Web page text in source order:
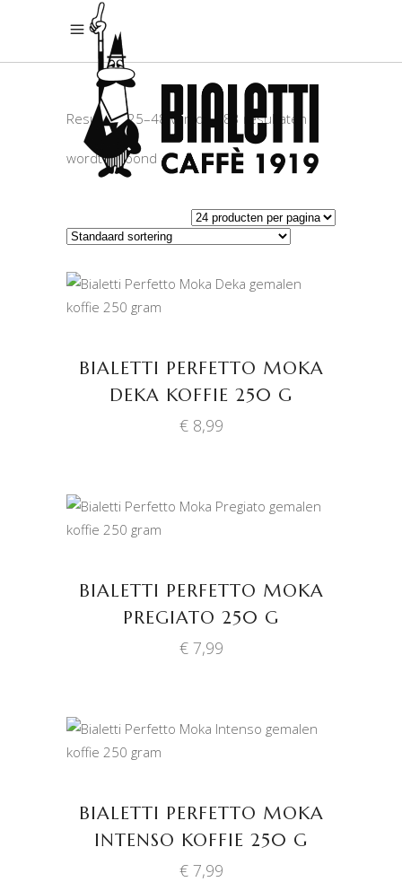
Resultaat 25–48 van de 183 resultaten
wordt getoond
WINKELWAGEN
BIALETTI PERFETTO MOKA
DEKA KOFFIE 250 G
€8,99
WINKELWAGEN
BIALETTI PERFETTO MOKA
PREGIATO 250 G
€7,99
WINKELWAGEN
BIALETTI PERFETTO MOKA
INTENSO KOFFIE 250 G
€7,99